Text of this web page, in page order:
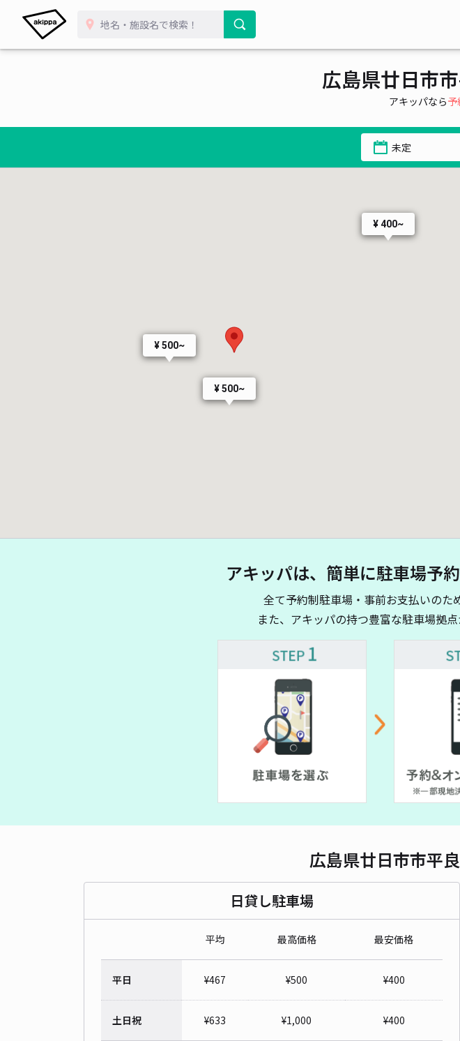
広島県廿日市
アキッパなら予
未定
¥ 500~
¥ 500~
¥ 400~
アキッパは、簡単に駐車場予
全て予約制駐車場・事前お支払いのた
また、アキッパの持つ豊富な駐車場拠
広島県廿日市市平
日貸し駐車場
平均 最高価格 最安価格
平日 ¥467 ¥500 ¥400
土日祝 ¥633 ¥1,000 ¥400